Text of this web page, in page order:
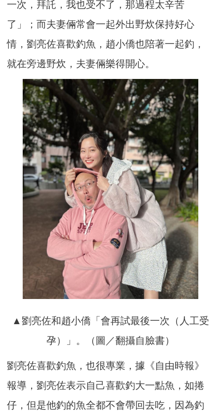
一次，拜託，我也受不了，那過程太辛苦
了」；而夫妻倆常會一起外出野炊保持好心
情，劉亮佐喜歡釣魚，趙小僑也陪著一起釣，
就在旁邊野炊，夫妻倆樂得開心。
▲劉亮佐和趙小僑「會再試最後一次（人工受
孕）」。（圖／翻攝自臉書）
劉亮佐喜歡釣魚，也很專業，據《自由時報》
報導，劉亮佐表示自己喜歡釣大一點魚，如捲
仔，但是他釣的魚全都不會帶回去吃，因為釣